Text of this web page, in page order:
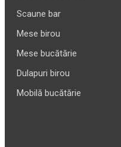
Scaune bar
Mese birou
Mese bucătărie
Dulapuri birou
Mobilă bucătărie